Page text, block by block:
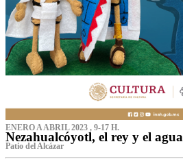
ENERO A ABRIL 2023 , 9-17 H.
Nezahualcóyotl, el rey y el agua
Patio del Alcázar